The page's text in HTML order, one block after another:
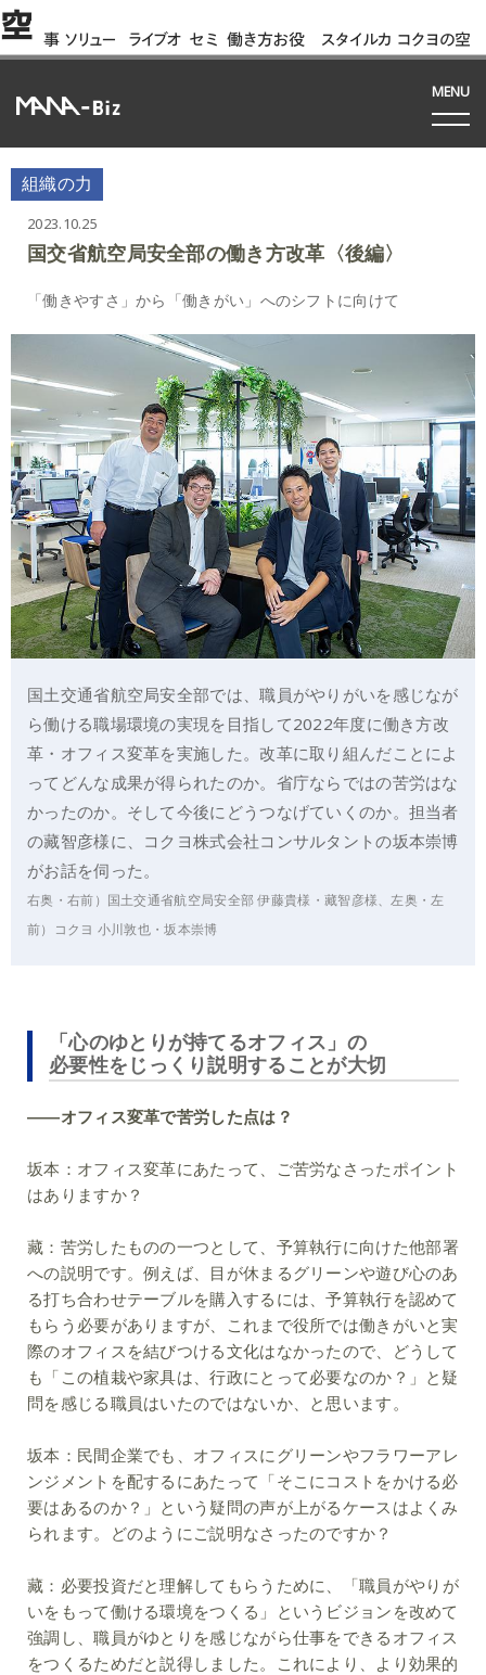
空 事
例
ソリュー
ション
ライブオ
フィス
セミ
ナー
働き方お役
立ち資料
スタイルカ
タログ
コクヨの空
間って!?
MENU
組織の力
2023.10.25
国交省航空局安全部の働き方改革〈後編〉
「働きやすさ」から「働きがい」へのシフトに向けて
国土交通省航空局安全部では、職員がやりがいを感じなが
ら働ける職場環境の実現を目指して2022年度に働き方改
革・オフィス変革を実施した。改革に取り組んだことによ
ってどんな成果が得られたのか。省庁ならではの苦労はな
かったのか。そして今後にどうつなげていくのか。担当者
の藏智彦様に、コクヨ株式会社コンサルタントの坂本崇博
がお話を伺った。
右奥・右前）国土交通省航空局安全部 伊藤貴様・藏智彦様、左奥・左
前）コクヨ 小川敦也・坂本崇博
「心のゆとりが持てるオフィス」の
必要性をじっくり説明することが大切
――オフィス変革で苦労した点は？
坂本： オフィス変革にあたって、ご苦労なさったポイント
はありますか？
藏： 苦労したものの一つとして、予算執行に向けた他部署
への説明です。例えば、目が休まるグリーンや遊び心のあ
る打ち合わせテーブルを購入するには、予算執行を認めて
もらう必要がありますが、これまで役所では働きがいと実
際のオフィスを結びつける文化はなかったので、どうして
も「この植栽や家具は、行政にとって必要なのか？」と疑
問を感じる職員はいたのではないか、と思います。
坂本： 民間企業でも、オフィスにグリーンやフラワーアレ
ンジメントを配するにあたって「そこにコストをかける必
要はあるのか？」という疑問の声が上がるケースはよくみ
られます。どのようにご説明なさったのですか？
藏： 必要投資だと理解してもらうために、「職員がやりが
いをもって働ける環境をつくる」というビジョンを改めて
強調し、職員がゆとりを感じながら仕事をできるオフィス
をつくるためだと説得しました。これにより、より効果的